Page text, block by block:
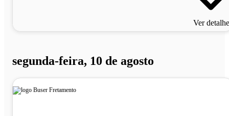
Ver
segunda-feira, 10 de agosto